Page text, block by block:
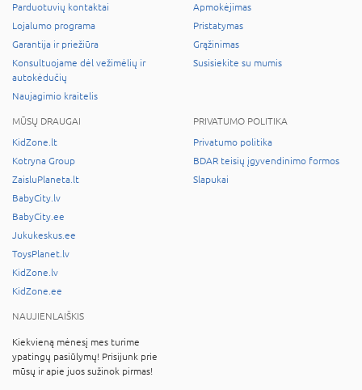
Parduotuvių kontaktai
Lojalumo programa
Garantija ir priežiūra
Konsultuojame dėl vežimėlių ir
autokėdučių
Naujagimio kraitelis
Apmokėjimas
Pristatymas
Grąžinimas
Susisiekite su mumis
MŪSŲ DRAUGAI
KidZone.lt
Kotryna Group
ZaisluPlaneta.lt
BabyCity.lv
BabyCity.ee
Jukukeskus.ee
ToysPlanet.lv
KidZone.lv
KidZone.ee
PRIVATUMO POLITIKA
Privatumo politika
BDAR teisių įgyvendinimo formos
Slapukai
NAUJIENLAIŠKIS
Kiekvieną mėnesį mes turime
ypatingų pasiūlymų! Prisijunk prie
mūsų ir apie juos sužinok pirmas!